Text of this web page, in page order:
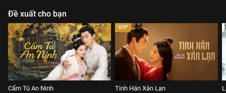
Đề xuất cho bạn
Cẩm Tú An Ninh
VIP
Tinh Hán Xán Lạn